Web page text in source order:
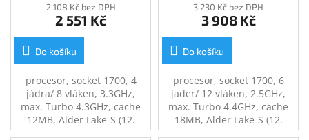
2 108 Kč bez DPH
2 551 Kč
Do košíku
procesor, socket 1700, 4
jádra/ 8 vláken, 3.3GHz,
max. Turbo 4.3GHz, cache
12MB, Alder Lake-S (12.
gen.), Hyper-Threading, bez
3 230 Kč bez DPH
3 908 Kč
Do košíku
procesor, socket 1700, 6
jader/ 12 vláken, 2.5GHz,
max. Turbo 4.4GHz, cache
18MB, Alder Lake-S (12.
gen.), Hyper-Threading, bez